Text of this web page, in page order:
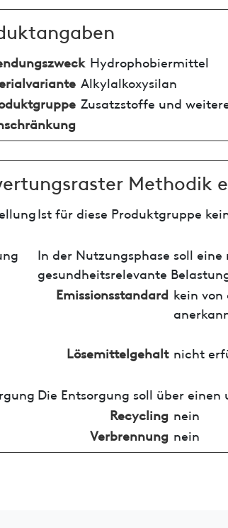
Hydrophobiermittel
Alkylalkoxysilan
Zusatzstoffe und
Methodik
Ist für diese Produktgruppe
In der Nutzungsphase soll
gesundheitsrelevante
Emissionsstandard kein von
Lösemittelgehalt nicht
Die Entsorgung soll über
Recycling nein
Verbrennung nein